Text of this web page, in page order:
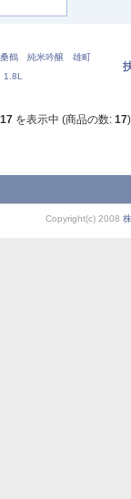
17 を表示中 (商品の数: 17)
Copyright(c) 2008